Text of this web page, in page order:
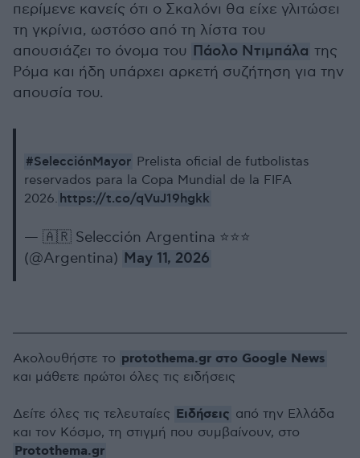
περίμενε κανείς ότι ο Σκαλόνι θα είχε γλιτώσει
τη γκρίνια, ωστόσο από τη λίστα του
απουσιάζει το όνομα του Πάολο Ντιμπάλα της
Ρόμα και ήδη υπάρχει αρκετή συζήτηση για την
απουσία του.
#SelecciónMayor Prelista oficial de futbolistas
reservados para la Copa Mundial de la FIFA
2026. https://t.co/qVuJ19hgkk
— 🇦🇷 Selección Argentina ⭐⭐⭐
(@Argentina) May 11, 2026
Ακολουθήστε το protothema.gr στο Google News
και μάθετε πρώτοι όλες τις ειδήσεις
Δείτε όλες τις τελευταίες Ειδήσεις από την Ελλάδα
και τον Κόσμο, τη στιγμή που συμβαίνουν, στο
Protothema.gr